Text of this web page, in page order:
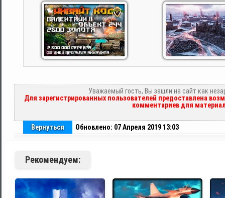
Уважаемый гость, Вы зашли на сайт как
Для зарегистрированных пользователей предоставлена
комментариев для
Вернуться Обновлено: 07 Апреля 2019 13:03
Рекомендуем: